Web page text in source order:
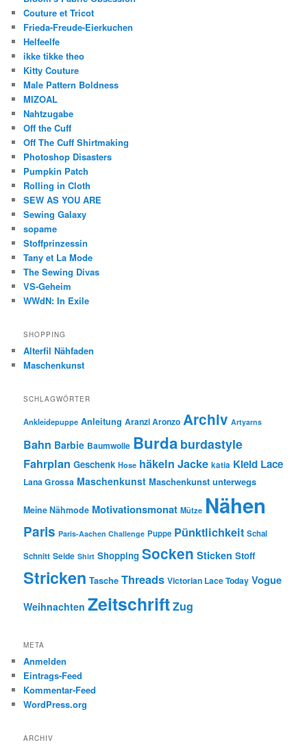
Couture et Tricot
Frieda-Freude-Eierkuchen
Helfeelfe
ikke tikke theo
Kitty Couture
Male Pattern Boldness
MIZOAL
Nahtzugabe
Off the Cuff
Off The Cuff Shirtmaking
Photoshop Disasters
Pumpkin Patch
Rolling in Cloth
SEW AS YOU ARE
Sewing Galaxy
sopame
Stoffprinzessin
Tany et La Mode
The Sewing Divas
VS-Geheim
WWdN: In Exile
SHOPPING
Alterfil Nähfaden
Maschenkunst
SCHLAGWÖRTER
Ankleidepuppe Anleitung Aranzi Aronzo Archiv Artyarns
Bahn Barbie Baumwolle Burda burdastyle
Fahrplan Geschenk Hose häkeln Jacke katia Kleid Lace
Lana Grossa Maschenkunst Maschenkunst unterwegs
Meine Nähmode Motivationsmonat Mütze Nähen
Paris Paris-Aachen Challenge Puppe Pünktlichkeit Schal
Schnitt Seide Shirt Shopping Socken Sticken Stoff
Stricken Tasche Threads Victorian Lace Today Vogue
Weihnachten ZeitschriftZug
META
Anmelden
Eintrags-Feed
Kommentar-Feed
WordPress.org
ARCHIV